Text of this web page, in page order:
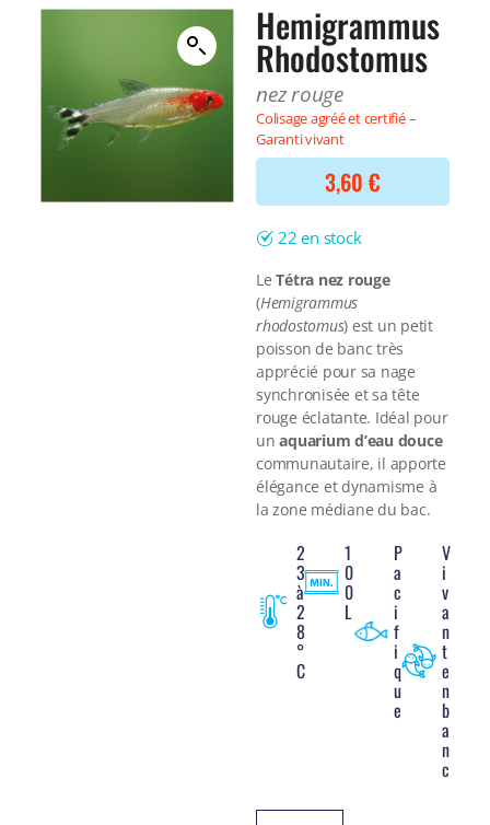
BONNES AFFAIRES
Voir tout
DERNIERS ARRIVAGES
Voir tout
Filtre interne
Voir tout
NOURRITURE
Nourriture Lyophilisée
Nourriture sèche
Nourriture vivante
Voir tout
TRAITEMENT DE L'EAU
Spécial bassin
Additifs
Engrais
Voir tout
BONNES AFFAIRES
Voir tout
DERNIERS ARRIVAGES
Voir tout
Hemigrammus
Rhodostomus
nez rouge
Colisage agréé et certifié –
Garanti vivant
3,60€
22 en stock
LeTétra nez rouge
(Hemigrammus
rhodostomus) est un petit
poisson de banc très
apprécié pour sa nage
synchronisée et sa tête
rouge éclatante. Idéal pour
unaquarium d’eau douce
communautaire, il apporte
élégance et dynamisme à
la zone médiane du bac.
2
3
à
2
8
°
C
1
0
0
L
P
a
c
i
f
i
q
u
e
V
i
v
a
n
t
e
n
b
a
n
c